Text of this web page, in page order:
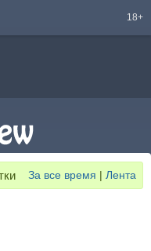
18+
За все время | Лента